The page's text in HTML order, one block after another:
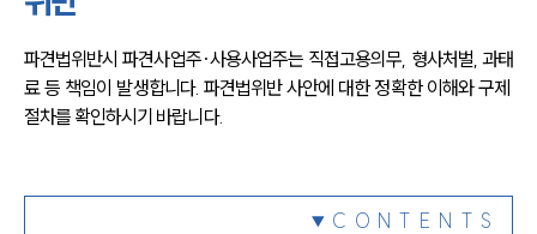
채용정보
파견법위반시 파견사업주·사용사업주는 직접고용의무, 형사처벌, 과태
료 등 책임이 발생합니다. 파견법위반 사안에 대한 정확한 이해와 구제
절차를 확인하시기 바랍니다.
CONTENTS